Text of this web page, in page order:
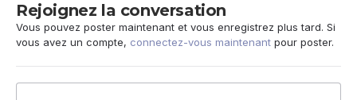
Rejoignez la conversation
Vous pouvez poster maintenant et vous enregistrez plus tard. Si
vous avez un compte, connectez-vous maintenant pour poster.